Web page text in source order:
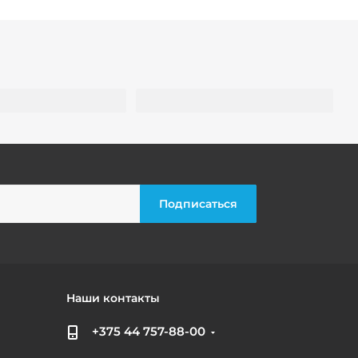
Наши контакты
+375 44 757-88-00